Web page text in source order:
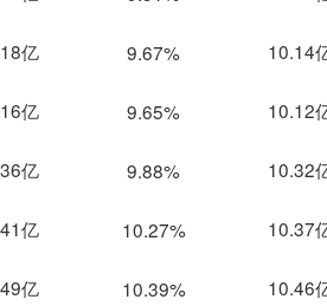
亿 9.67% 10.14
亿 9.65% 10.12
亿 9.88% 10.32
亿 10.27% 10.37
亿 10.39% 10.46